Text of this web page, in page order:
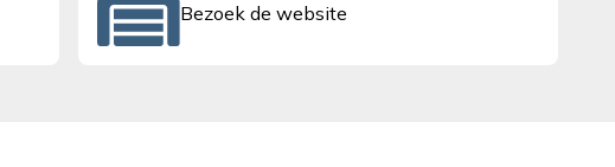
Bezoek de website